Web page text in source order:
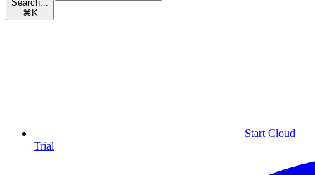
Search...
⌘ K
Start Cloud
Trial